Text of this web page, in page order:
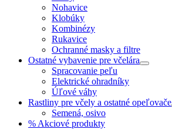
Nohavice
Klobúky
Kombinézy
Rukavice
Ochranné masky a filtre
Ostatné vybavenie pre včelára
Spracovanie peľu
Elektrické ohradníky
Úľové váhy
Rastliny pre včely a ostatné opeľovače
Semená, osivo
% Akciové produkty